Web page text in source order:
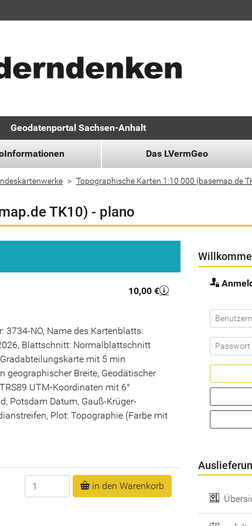
Geodatenportal Sachsen-Anhalt
Das LVermGeo
Topographische Karten 1:10 000 (basemap.de
TK10) - plano
10,00 €
3734-NO, Name des Kartenblatts:
Blattschnitt: Normalblattschnitt
mit 5 min
geographischer Breite, Geodätischer
UTM-Koordinaten mit 6°
Potsdam Datum, Gauß-Krüger-
Plot: Topographie (Farbe mit
Anzahl in den Warenkorb